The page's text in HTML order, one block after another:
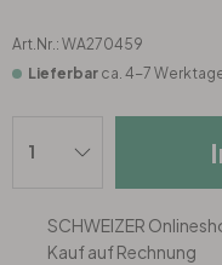
Bad
Flur
Schlafzimmer
Büro
Art.Nr.: WA270459
Lieferbar ca. 4-7
SCHWEIZER
Kauf auf Rechnung